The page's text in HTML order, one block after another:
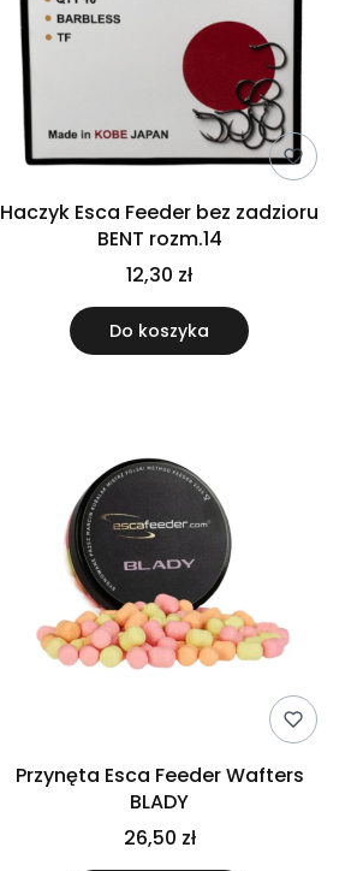
Haczyk Esca Feeder bez zadzioru
BENT rozm.14
12,30 zł
Do koszyka
Przynęta Esca Feeder Wafters
BLADY
26,50 zł